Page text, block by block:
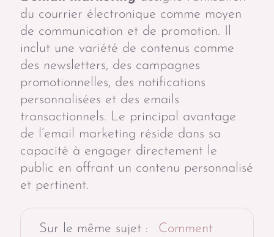
du courrier électronique comme moyen
de communication et de promotion. Il
inclut une variété de contenus comme
des newsletters, des campagnes
promotionnelles, des notifications
personnalisées et des emails
transactionnels. Le principal avantage
de l’email marketing réside dans sa
capacité à engager directement le
public en offrant un contenu personnalisé
et pertinent.
Sur le même sujet :
Comment